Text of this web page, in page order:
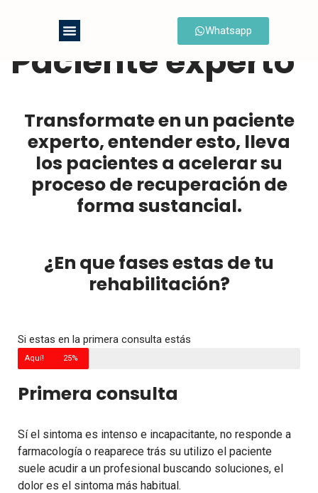
contenido
Whatsapp
Paciente experto
Transformate en un paciente
experto,entender esto, lleva
los pacientes a acelerar su
proceso de recuperación de
forma sustancial.
¿En que fases estas de tu
rehabilitación?
Si estas en la primera consulta estás
Aquí! 25%
Primera consulta
Sí el sintoma es intenso e incapacitante, no responde a
farmacología o reaparece trás su utilizo el paciente
suele acudir a un profesional buscando soluciones, el
dolor es el sintoma más habitual.